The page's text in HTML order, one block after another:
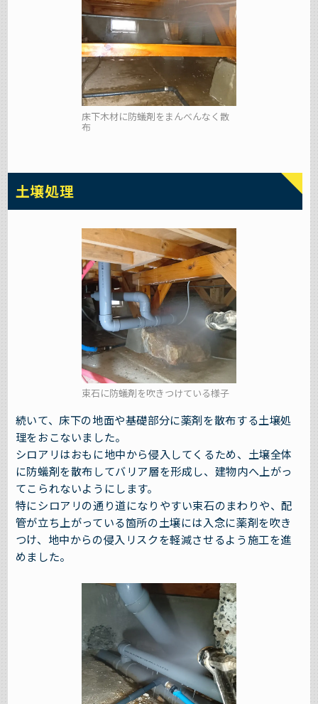
床下木材に防蟻剤をまんべんなく散
布
土壌処理
束石に防蟻剤を吹きつけている様子
続いて、床下の地面や基礎部分に薬剤を散布する土壌処
理をおこないました。
シロアリはおもに地中から侵入してくるため、土壌全体
に防蟻剤を散布してバリア層を形成し、建物内へ上がっ
てこられないようにします。
特にシロアリの通り道になりやすい束石のまわりや、配
管が立ち上がっている箇所の土壌には入念に薬剤を吹き
つけ、地中からの侵入リスクを軽減させるよう施工を進
めました。